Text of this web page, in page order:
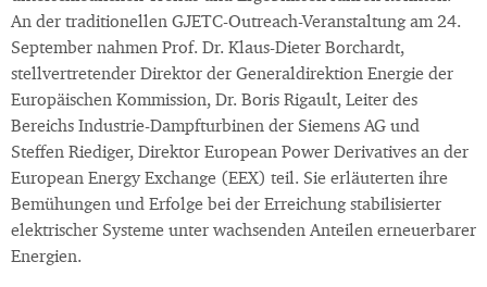
An der traditionellen GJETC-Outreach-Veranstaltung am 24.
September nahmen Prof. Dr. Klaus-Dieter Borchardt,
stellvertretender Direktor der Generaldirektion Energie der
Europäischen Kommission, Dr. Boris Rigault, Leiter des
Bereichs Industrie-Dampfturbinen der Siemens AG und
Steffen Riediger, Direktor European Power Derivatives an der
European Energy Exchange (EEX) teil. Sie erläuterten ihre
Bemühungen und Erfolge bei der Erreichung stabilisierter
elektrischer Systeme unter wachsenden Anteilen erneuerbarer
Energien.